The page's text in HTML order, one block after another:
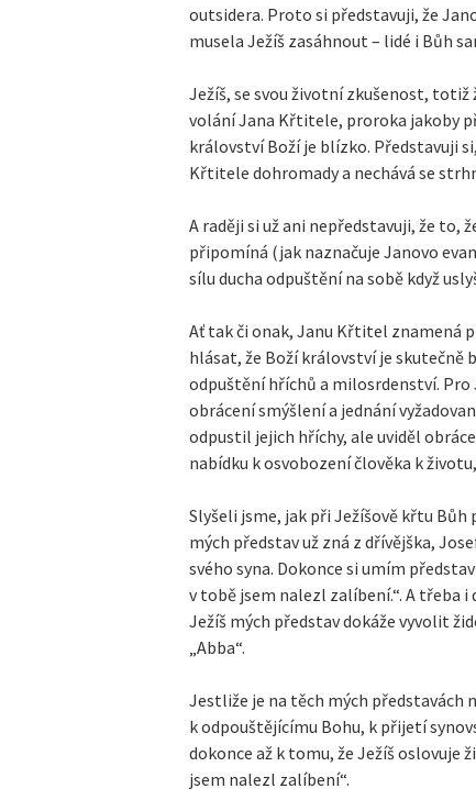
outsidera. Proto si představuji, že
musela Ježíš zasáhnout – lidé i Bůh
Ježíš, se svou životní zkušenost,
volání Jana Křtitele, proroka jakoby
království Boží je blízko. Představuji
Křtitele dohromady a nechává se
A raději si už ani nepředstavuji, že to,
připomíná (jak naznačuje Janovo
sílu ducha odpuštění na sobě když
Ať tak či onak, Janu Křtitel znamená
hlásat, že Boží království je
odpuštění hříchů a milosrdenství.
obrácení smýšlení a jednání
odpustil jejich hříchy, ale uviděl
nabídku k osvobození člověka k
Slyšeli jsme, jak při Ježíšově křtu
mých představ už zná z dřívějška,
svého syna. Dokonce si umím
v tobě jsem nalezl zalíbení.“. A třeba
Ježíš mých představ dokáže vyvolit
„Abba“.
Jestliže je na těch mých představách
k odpouštějícímu Bohu, k přijetí
dokonce až k tomu, že Ježíš oslovuje
jsem nalezl zalíbení“.